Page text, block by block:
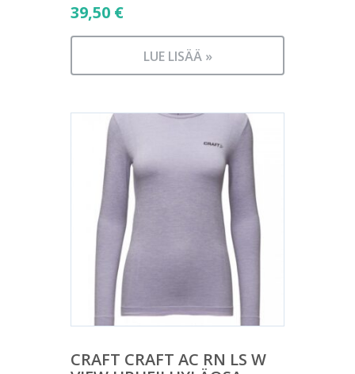
39,50 €
LUE LISÄÄ »
CRAFT CRAFT AC RN LS W